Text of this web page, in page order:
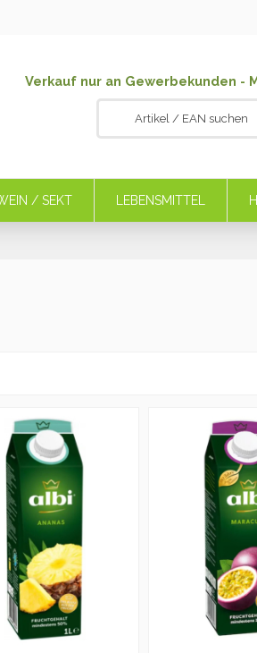
Verkauf nur an Gewerbekunden
/ SEKT LEBENSMITTEL